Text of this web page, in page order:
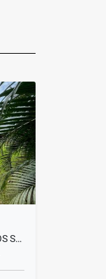
VENTA DE CASA EN CLAYTON - LOS SENDEROS DE CAMINO DE CRUCES